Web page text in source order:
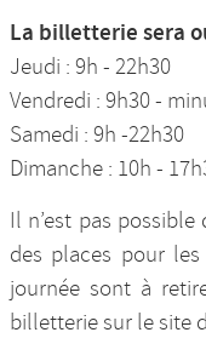
La billetterie sera
Jeudi : 9h - 22h30
Vendredi : 9h30 -
Samedi : 9h -22h30
Dimanche : 10h -
Il n’est pas possible
des places pour
journée sont à
billetterie sur le site